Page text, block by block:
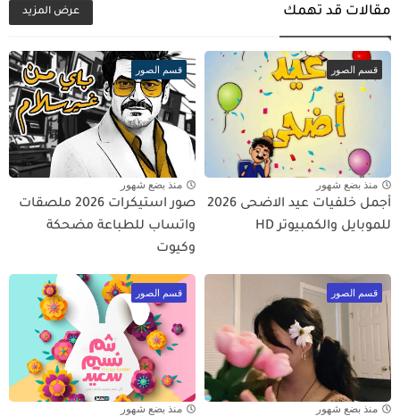
مقالات قد تهمك عرض المزيد
قسم الصور
منذ بضع شهور
أجمل خلفيات عيد الاضحى 2026
للموبايل والكمبيوتر HD
قسم الصور
منذ بضع شهور
صور استيكرات 2026 ملصقات
واتساب للطباعة مضحكة
وكيوت
قسم الصور
منذ بضع شهور
قسم الصور
منذ بضع شهور